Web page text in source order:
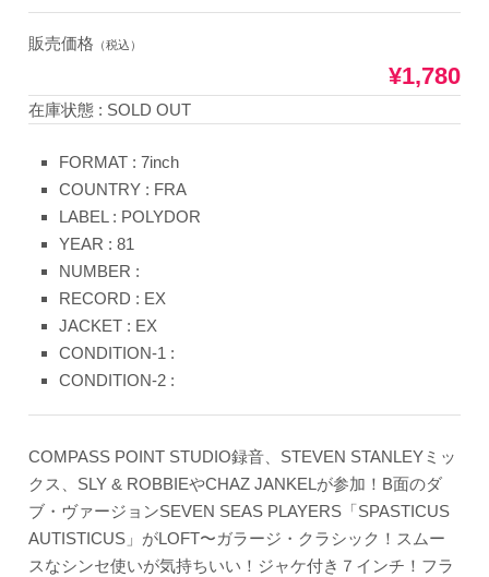
販売価格 （税込）
¥1,780
在庫状態 : SOLD OUT
FORMAT : 7inch
COUNTRY : FRA
LABEL : POLYDOR
YEAR : 81
NUMBER :
RECORD : EX
JACKET : EX
CONDITION-1 :
CONDITION-2 :
COMPASS POINT STUDIO録音、STEVEN STANLEYミッ
クス、SLY & ROBBIEやCHAZ JANKELが参加！B面のダ
ブ・ヴァージョンSEVEN SEAS PLAYERS「SPASTICUS
AUTISTICUS」がLOFT〜ガラージ・クラシック！スムー
スなシンセ使いが気持ちいい！ジャケ付き７インチ！フラ